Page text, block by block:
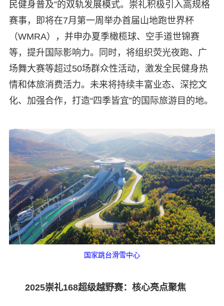
民健身普及”的双轨发展模式。崇礼积极引入高规格
赛事，即将在7月第一周举办首届山地跑世界杯
（WMRA），并申办夏季橄榄球、空手道世锦赛
等，提升国际影响力。同时，将组织荧光夜跑、广
场舞大赛等超过50场群众性活动，激发全民健身热
情和体旅消费活力。未来将持续丰富业态、深挖文
化、加强合作，打造“四季皆宜”的国际旅游目的地。
国家跳台滑雪中心
2025崇礼168超级越野赛：核心亮点聚焦